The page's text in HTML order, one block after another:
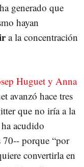
generado que
hayan
a la concentración
Huguet y Anna
avanzó hace tres
que no iría a la
acudido
70-- porque “por
convertirla en